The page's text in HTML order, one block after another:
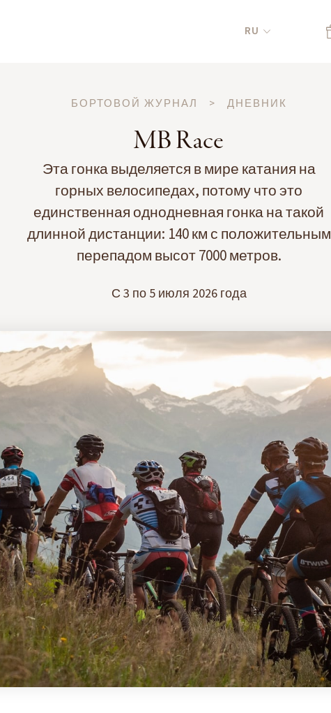
RU
БОРТОВОЙ ЖУРНАЛ > ДНЕВНИК
MB Race
Эта гонка выделяется в мире катания на
горных велосипедах, потому что это
единственная однодневная гонка на такой
длинной дистанции: 140 км с положительным
перепадом высот 7000 метров.
С 3 по 5 июля 2026 года